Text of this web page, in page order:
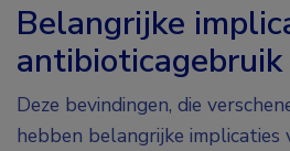
Belangrijke
antibioticagebruik
Deze bevindingen, die
hebben belangrijke implicaties